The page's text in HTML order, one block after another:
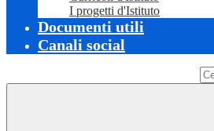
I progetti d'Istituto
Documenti utili
Canali social